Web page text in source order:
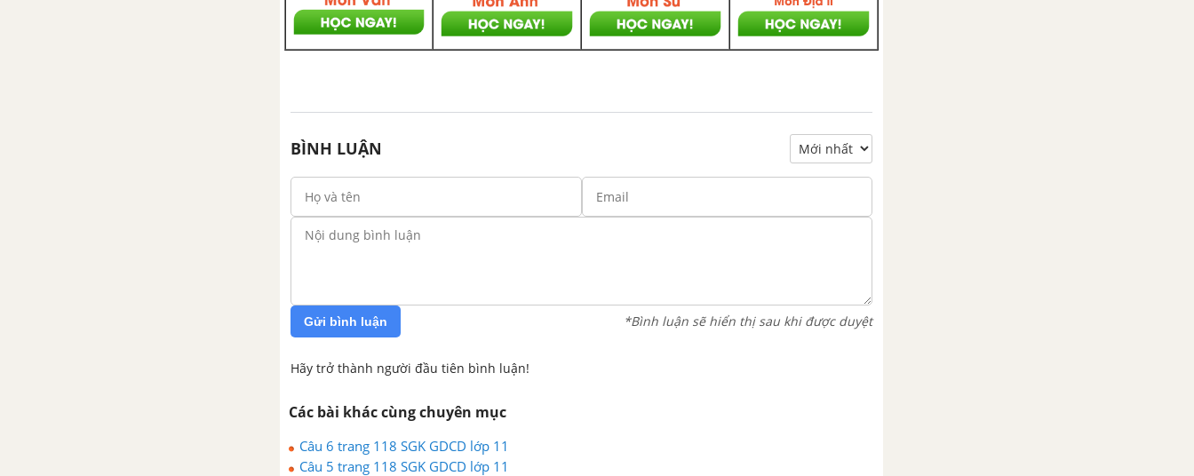
BÌNH LUẬN
Gửi bình luận *Bình luận sẽ hiển thị sau khi được duyệt
Hãy trở thành người đầu tiên bình luận!
Các bài khác cùng chuyên mục
Câu 6 trang 118 SGK GDCD lớp 11
Câu 5 trang 118 SGK GDCD lớp 11